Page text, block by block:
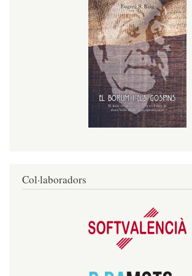
Col·laboradors